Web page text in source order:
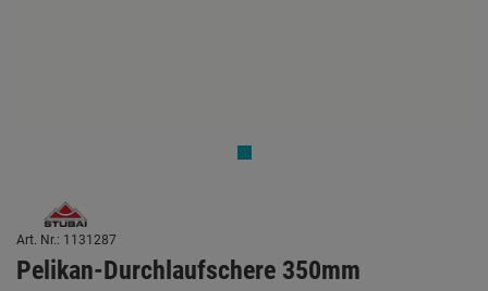
Art. Nr.: 1131287
Pelikan-Durchlaufschere 350mm